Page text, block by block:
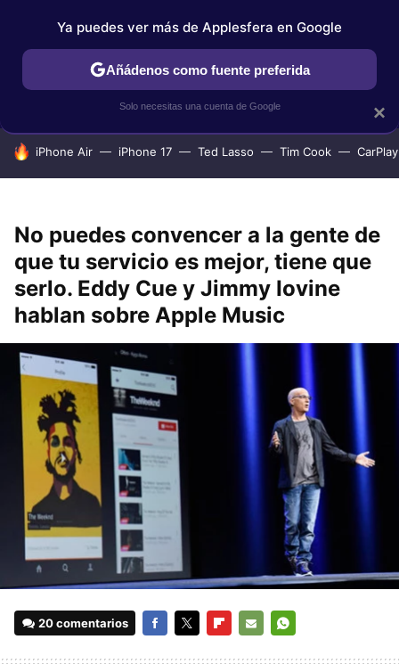
IPHONE TUTORIALES APPLESFERA SELECCIÓN
HOY SE HABLA DE
iPhone Air iPhone 17 Ted Lasso Tim Cook CarPlay
No puedes convencer a la gente de
que tu servicio es mejor, tiene que
serlo. Eddy Cue y Jimmy Iovine
hablan sobre Apple Music
20 comentarios
×
Ya puedes ver más de Applesfera en Google
Añádenos como fuente preferida
Solo necesitas una cuenta de Google